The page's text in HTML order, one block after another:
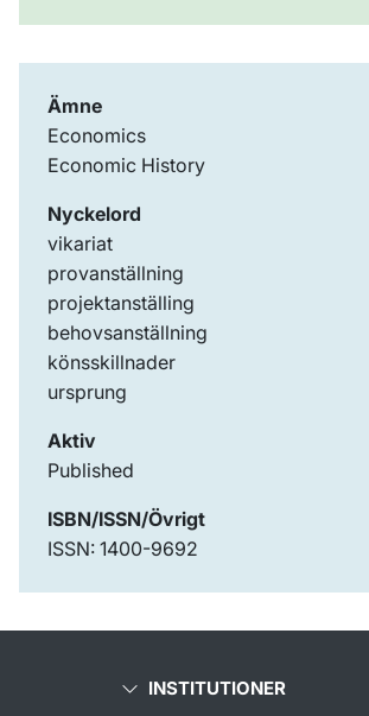
Ämne
Economics
Economic History
Nyckelord
vikariat
provanställning
projektanställing
behovsanställning
könsskillnader
ursprung
Aktiv
Published
ISBN/ISSN/Övrigt
ISSN: 1400-9692
INSTITUTIONER